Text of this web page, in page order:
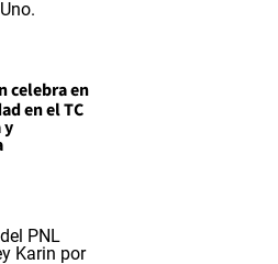
celebra en
en el TC
y